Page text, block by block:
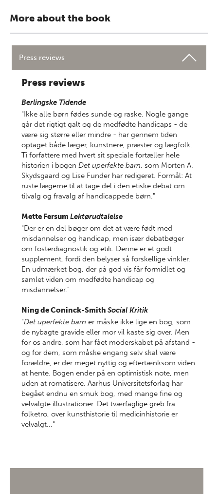
More about the book
Press reviews
Press reviews
Berlingske Tidende
"Ikke alle børn fødes sunde og raske. Nogle gange
går det rigtigt galt og de medfødte handicaps - de
være sig større eller mindre - har gennem tiden
optaget både læger, kunstnere, præster og lægfolk.
Ti forfattere med hvert sit speciale fortæller hele
historien i bogen Det uperfekte barn, som Morten A.
Skydsgaard og Lise Funder har redigeret. Formål: At
ruste lægerne til at tage del i den etiske debat om
tilvalg og fravalg af handicappede børn."
Mette Fersum Lektørudtalelse
"Der er en del bøger om det at være født med
misdannelser og handicap, men især debatbøger
om fosterdiagnostik og etik. Denne er et godt
supplement, fordi den belyser så forskellige vinkler.
En udmærket bog, der på god vis får formidlet og
samlet viden om medfødte handicap og
misdannelser."
Ning de Coninck-Smith Social Kritik
"Det uperfekte barn er måske ikke lige en bog, som
de nybagte gravide eller mor vil kaste sig over. Men
for os andre, som har fået moderskabet på afstand -
og for dem, som måske engang selv skal være
forældre, er der meget nyttig og eftertænksom viden
at hente. Bogen ender på en optimistisk note, men
uden at romatisere. Aarhus Universitetsforlag har
begået endnu en smuk bog, med mange fine og
velvalgte illustrationer. Det tværfaglige greb fra
folketro, over kunsthistorie til medicinhistorie er
velvalgt..."